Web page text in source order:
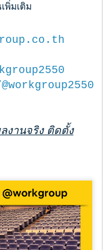
พิ่มเติม
งานจริง ติดตั้ง